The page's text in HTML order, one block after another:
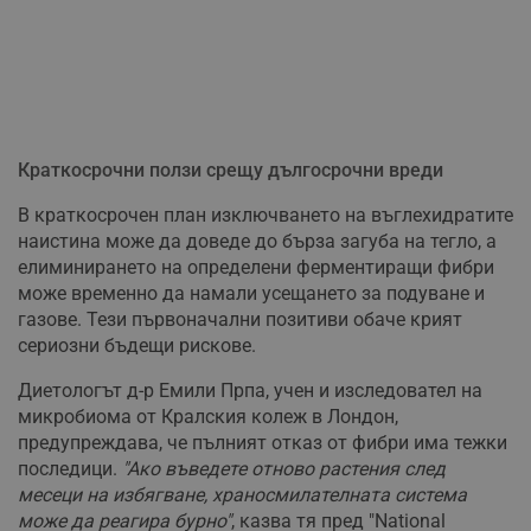
Краткосрочни ползи срещу дългосрочни вреди
В краткосрочен план изключването на въглехидратите
наистина може да доведе до бърза загуба на тегло, а
елиминирането на определени ферментиращи фибри
може временно да намали усещането за подуване и
газове. Тези първоначални позитиви обаче крият
сериозни бъдещи рискове.
Диетологът д-р Емили Прпа, учен и изследовател на
микробиома от Кралския колеж в Лондон,
предупреждава, че пълният отказ от фибри има тежки
последици. "Ако въведете отново растения след
месеци на избягване, храносмилателната система
може да реагира бурно", казва тя пред "National